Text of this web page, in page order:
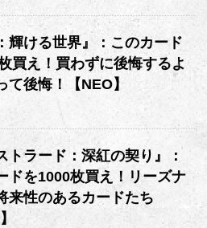
輝ける世界』：このカード
買え！買わずに後悔するよ
て後悔！【NEO】
トラード：深紅の契り』：
ドを1000枚買え！リーズナ
来性のあるカードたち